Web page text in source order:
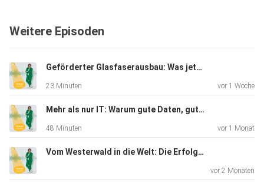
praxistaugliche Ernährungskonzepte entstehen, die nicht
dem Papier funktionieren, sondern direkt vor Ort wirken. Ihr
Ansatz verbindet strukturelle Lösungen mit pädagogischen
Inhalten
und schafft so nachhaltige Verbesserungen in der
Gemeinschaftsverpflegung.
Ein zentrales Thema ist dabei die Balance zwischen
Weitere Episoden
Geförderter Glasfaserausbau: Was jetzt wichtig ist
23 Minuten vor 1 Woche
Mehr als nur IT: Warum gute Daten, gute Teams und gute Kultur zusammengehören
48 Minuten vor 1 Monat
Vom Westerwald in die Welt: Die Erfolgsgeschichte von GTV
vor 2 Monaten